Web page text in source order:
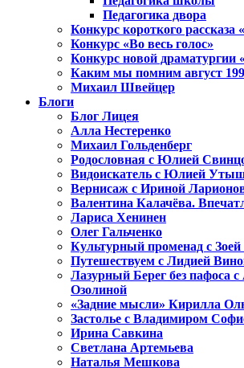
Педагогика двора
Конкурс короткого рассказа
Конкурс «Во весь голос»
Конкурс новой драматургии
Каким мы помним август
Михаил Швейцер
Блоги
Блог Лицея
Алла Нестеренко
Михаил Гольденберг
Родословная с Юлией
Видоискатель с Юлией
Вернисаж с Ириной
Валентина Калачёва.
Лариса Хенинен
Олег Гальченко
Культурный променад с
Путешествуем с Лидией
Лазурный Берег без пафоса
Озолиной
«Задние мысли» Кирилла
Застолье с Владимиром
Ирина Савкина
Светлана Артемьева
Наталья Мешкова